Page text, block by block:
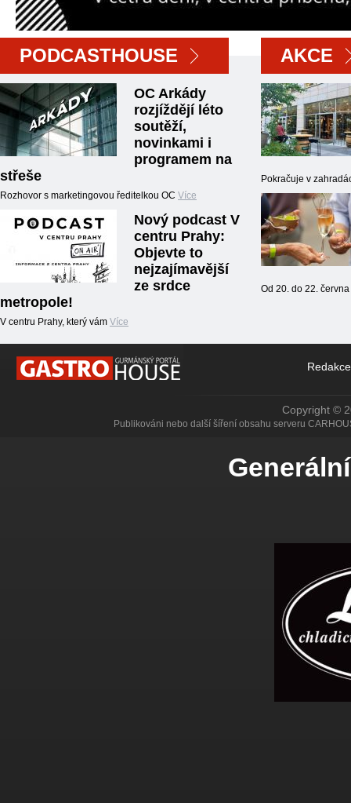
PODCASTHOUSE
OC Arkády
rozjíždějí léto
soutěží,
novinkami i
programem na
střeše
Rozhovor s marketingovou ředitelkou OC Více
Nový podcast V
centru Prahy:
Objevte to
nejzajímavější
ze srdce
metropole!
V centru Prahy, který vám Více
AKCE
Pokračuje v
Od 20. do 22. června
Redakce
Copyright ©
Publikováni nebo další šíření obsahu serveru